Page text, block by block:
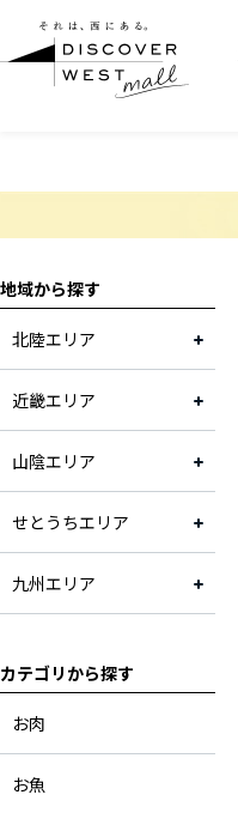
地域から探す
北陸エリア
近畿エリア
山陰エリア
せとうちエリア
九州エリア
カテゴリから探す
お肉
お魚